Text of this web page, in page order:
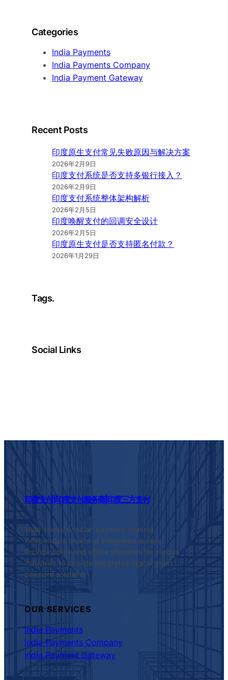
Categories
India Payments
India Payments Company
India Payment Gateway
Recent Posts
印度原生支付常见失败原因与解决方案
2026年2月9日
印度支付系统是否支持多银行接入？
2026年2月9日
印度支付系统整体架构解析
2026年2月5日
印度唤醒支付的回调安全设计
2026年2月5日
印度原生支付是否支持匿名付款？
2026年1月29日
Tags.
Social Links
印度支付|印度支付服务商|印度三方支付
Multi-scenario Indian payment channel,
independent choice of integrated access.
Provide online and offline scenarios for various
industries to provide integrated digital smart
payment solutions.
OUR SERVICES
India Payments
India Payments Company
India Payment Gateway